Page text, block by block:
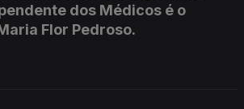
dos Médicos é o
Flor Pedroso.